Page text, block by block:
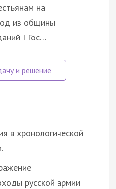
на
из общины
I Гос…
в хронологической
русской армии